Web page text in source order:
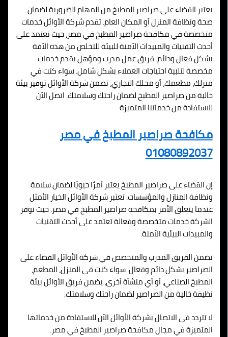
يعتبر القضاء على صراصير المطبخ من المهام الضرورية لضمان
صحة ونظافة المنزل أو المكان العام. تقدم شركة الأوائل خدمات
متخصصة في مكافحة صراصير المطبخ في مصر، حيث تعتمد على
أحدث التقنيات والمبيدات الآمنة للبيئة للتخلص من هذه الآفة
بشكل فعال ودائم. فريق عمل مدرب ومؤهل يقدم خدمات
مخصصة لتلبية احتياجات العملاء بشكل شامل. سواء كنت في
منزلك، مطعمك، أو محلك التجاري، تضمن شركة الأوائل توفير بيئة
خالية من صراصير المطبخ لضمان راحتك وسلامتك. اتصل الآن
للاستفادة من خدماتنا المتميزة.
مكافحة صراصير المطبخ في مصر
01080892037
إن القضاء على صراصير المطبخ يعتبر أمرًا حيويًا لضمان سلامة
ونظافة المنازل والمؤسسات. تعتبر شركة الأوائل الخيار الأمثل
عندما يتعلق الأمر بمكافحة صراصير المطبخ في مصر. حيث توفر
الشركة خدمات متخصصة وفعالة تعتمد على أحدث التقنيات
والمبيدات البيئية الآمنة.
تضمن الفريق المدرب والمتخصص في شركة الأوائل القضاء على
الصراصير بشكل دائم وفعال. سواء كنت في المنزل، المطعم،
المطبخ الصناعي، أو أي منشأة أخرى، يضمن فريق الأوائل بيئة
نظيفة خالية من الصراصير لضمان راحتك وسلامتك.
لا تتردد في الاتصال بشركة الأوائل الآن للاستفادة من خدماتها
المتميزة في مجال مكافحة صراصير المطبخ في مصر.